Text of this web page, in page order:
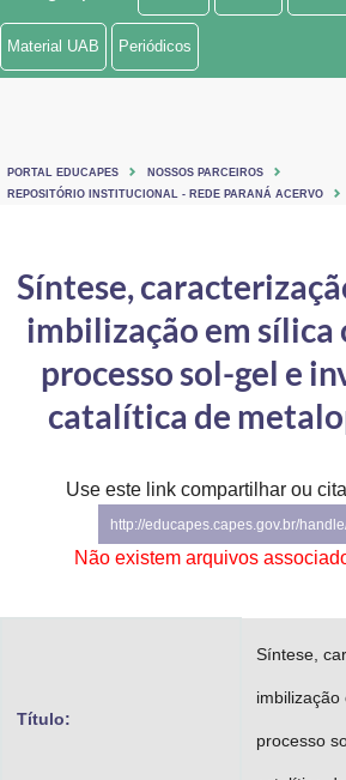
Ministério de Minas e Energia
Ministério do Turismo
Controladoria-Geral da União
Ministério da Mulher, da Família e dos Direitos
Gabinete de Segurança Institucional
Advocacia-Geral da União
Material UAB Periódicos
PORTAL EDUCAPES
NOSSOS PARCEIROS
REPOSITÓRIO INSTITUCIONAL - REDE PARANÁ ACERVO
Síntese,
imbilização em sílica
processo sol-gel e
catalítica de
Use este link compartilhar ou
http://educapes.capes.gov.br/
Não existem arquivos
Título:
Síntese,
processo